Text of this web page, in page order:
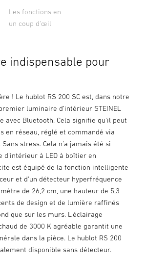
Les fonctions en
un coup d'œil
indispensable pour
! Le hublot RS 200 SC est, dans notre
luminaire d’intérieur STEINEL
avec Bluetooth. Cela signifie qu'il peut
en réseau, réglé et commandé via
stress. Cela n’a jamais été si
à LED à boîtier en
est équipé de la fonction intelligente
et d’un détecteur hyperfréquence
de 26,2 cm, une hauteur de 5,3
de design et de lumière raffinés
que sur les murs. L’éclairage
de 3000 K agréable garantit une
dans la pièce. Le hublot RS 200
disponible sans détecteur.